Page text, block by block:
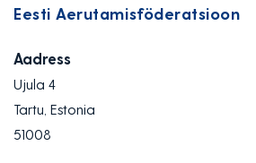
Eesti Aerutamisföderatsioon
Aadress
Ujula 4
Tartu, Estonia
51008